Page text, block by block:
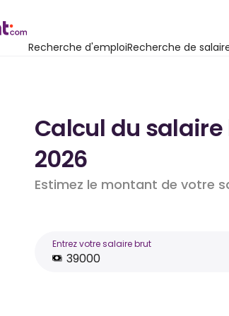
Recherche d'emploiRecherche de
Calcul du
2026
Estimez le montant de votre
Entrez votre salaire brut